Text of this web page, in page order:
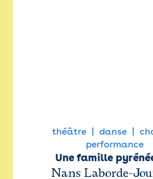
théâtre danse
performance
Une famille
Nans Laborde-